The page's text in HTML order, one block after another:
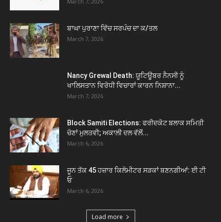
ਬਾਘਾ ਪੁਰਾਣਾ ਵਿੱਚ ਸਰਪੰਚ ਦਾ ਕ/ਤਲ
March 7, 2026
Nancy Grewal Death: ਯੂਟਿਊਬਰ ਨੈਨਸੀ ਨੂੰ
ਖਾਲਿਸਤਾਨ ਵਿਰੋਧੀ ਵਿਚਾਰਾਂ ਕਾਰਨ ਨਿਸ਼ਾਨਾ...
March 7, 2026
Block Samiti Elections: ਫਰੀਦਕੋਟ ਬਲਾਕ ਸਮਿਤੀ
ਚੋਣਾਂ ਮੁਲਤਵੀ; ਅਕਾਲੀ ਦਲ ਵੱਲੋਂ...
March 6, 2026
ਜੂਨ ਤੱਕ 45 ਹਜ਼ਾਰ ਕਿਲੋਮੀਟਰ ਸੜਕਾਂ ਬਣਨਗੀਆਂ: ਈ ਟੀ
ਓ
March 6, 2026
Load more